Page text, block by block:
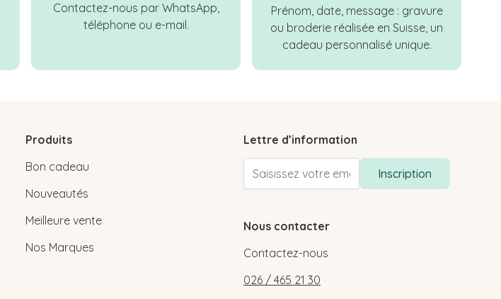
Contactez-nous par WhatsApp,
téléphone ou e-mail.
Prénom, date, message : gravure
ou broderie réalisée en Suisse, un
cadeau personnalisé unique.
Produits
Bon cadeau
Nouveautés
Meilleure vente
Nos Marques
Lettre d’information
Adresse email
Inscription
Nous contacter
Contactez-nous
026 / 465 21 30